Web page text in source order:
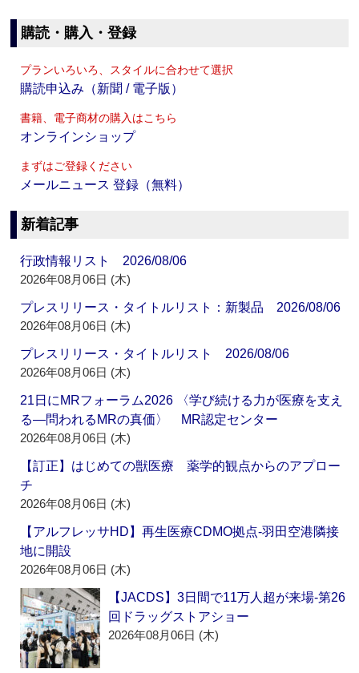
購読・購入・登録
プランいろいろ、スタイルに合わせて選択
購読申込み（新聞 / 電子版）
書籍、電子商材の購入はこちら
オンラインショップ
まずはご登録ください
メールニュース 登録（無料）
新着記事
行政情報リスト 2026/08/06
2026年08月06日 (木)
プレスリリース・タイトルリスト：新製品 2026/08/06
2026年08月06日 (木)
プレスリリース・タイトルリスト 2026/08/06
2026年08月06日 (木)
21日にMRフォーラム2026 〈学び続ける力が医療を支え
る―問われるMRの真価〉 MR認定センター
2026年08月06日 (木)
【訂正】はじめての獣医療 薬学的観点からのアプロー
チ
2026年08月06日 (木)
【アルフレッサHD】再生医療CDMO拠点‐羽田空港隣接
地に開設
2026年08月06日 (木)
【JACDS】3日間で11万人超が来場‐第26
回ドラッグストアショー
2026年08月06日 (木)